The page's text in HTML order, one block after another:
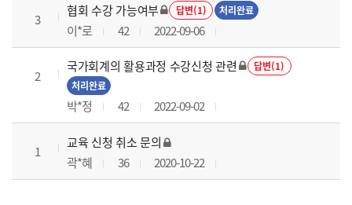
3
협회 수강 가능여부 답변(1) 처리완료
이*로 42 2022-09-06
2
국가회계의 활용과정 수강신청 관련
답변(1)
처리완료
박*정 42 2022-09-02
1
교육 신청 취소 문의
곽*혜
36 2020-10-22